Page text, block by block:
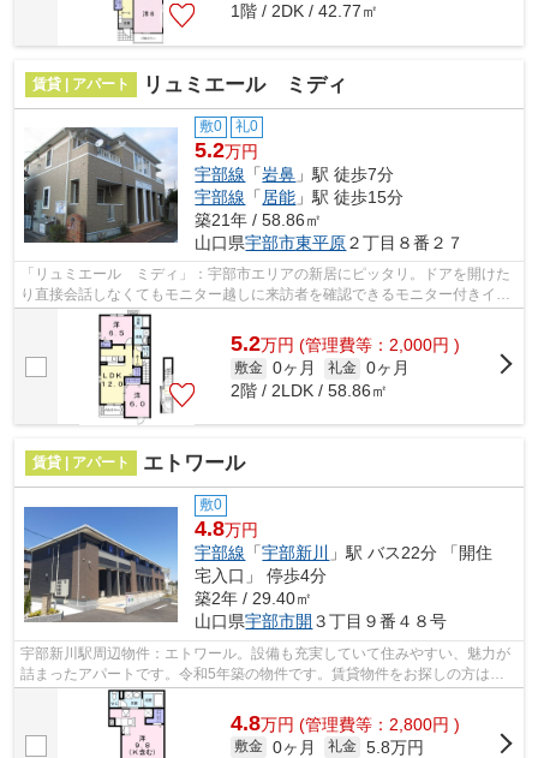
1階 / 2DK / 42.77㎡
賃貸 | アパート リュミエール ミディ
敷0 礼0
5.2万円
宇部線 「岩鼻 」駅 徒歩7分
宇部線 「居能 」駅 徒歩15分
築21年 / 58.86㎡
山口県宇部市東平原２丁目８番２７
「リュミエール ミディ」：宇部市エリアの新居にピッタリ。ドアを開けた
り直接会話しなくてもモニター越しに来訪者を確認できるモニター付きイン
ターホンを設置しております。充実し...
5.2万円 (管理費等：2,000円 )
敷金 0ヶ月 礼金 0ヶ月
2階 / 2LDK / 58.86㎡
賃貸 | アパート エトワール
敷0
4.8万円
宇部線 「宇部新川
」駅 バス22分 「開住
宅入口」 停歩4分
築2年 / 29.40㎡
山口県宇部市開 ３丁目９番４８号
宇部新川駅周辺物件：エトワール。設備も充実していて住みやすい、魅力が
詰まったアパートです。令和5年築の物件です。賃貸物件をお探しの方は、
ぜひ当社にお任せ下さい。お客様のご希...
4.8万円 (管理費等：2,800円 )
敷金 0ヶ月 礼金 5.8万円